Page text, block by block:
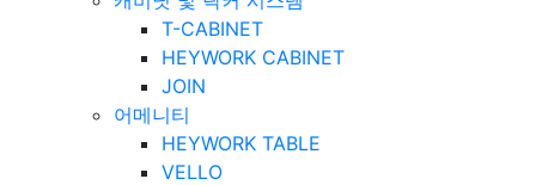
T-CABINET
HEYWORK CABINET
JOIN
어메니티
HEYWORK TABLE
VELLO